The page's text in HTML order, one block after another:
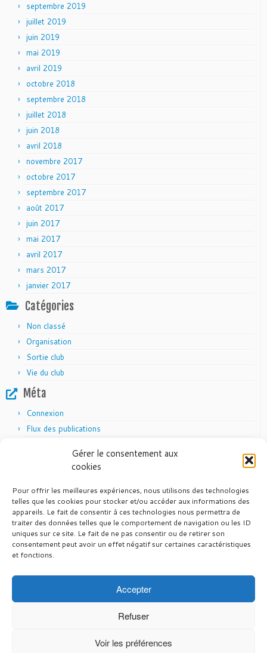
Gérer le consentement aux
cookies
Pour offrir les meilleures expériences, nous utilisons des technologies
telles que les cookies pour stocker et/ou accéder aux informations des
appareils. Le fait de consentir à ces technologies nous permettra de
traiter des données telles que le comportement de navigation ou les ID
uniques sur ce site. Le fait de ne pas consentir ou de retirer son
consentement peut avoir un effet négatif sur certaines caractéristiques
et fonctions.
Accepter
Refuser
Voir les préférences
septembre 2019
juillet 2019
juin 2019
mai 2019
avril 2019
octobre 2018
septembre 2018
juillet 2018
juin 2018
avril 2018
novembre 2017
octobre 2017
septembre 2017
août 2017
juin 2017
mai 2017
avril 2017
mars 2017
janvier 2017
Catégories
Non classé
Organisation
Sortie club
Vie du club
Méta
Connexion
Flux des publications
Site de WordPress-FR
Articles récents
Vél’Auvergne 2026 24 juin 2026
29 octobre 2025